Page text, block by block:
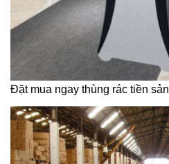
Đặt mua ngay thùng rác tiền